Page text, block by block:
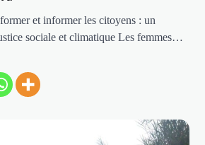
et informer les citoyens : un
sociale et climatique Les femmes…